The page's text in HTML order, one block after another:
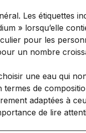
Les étiquettes
» lorsqu’elle
pour les
un nombre
une eau qui
de
adaptées à
de lire